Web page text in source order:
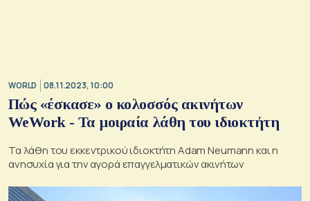
WORLD 08.11.2023, 10:00
Πώς «έσκασε» ο κολοσσός ακινήτων
WeWork - Τα μοιραία λάθη του ιδιοκτήτη
Τα λάθη του εκκεντρικού ιδιοκτήτη Adam Neumann και η
ανησυχία για την αγορά επαγγελματικών ακινήτων